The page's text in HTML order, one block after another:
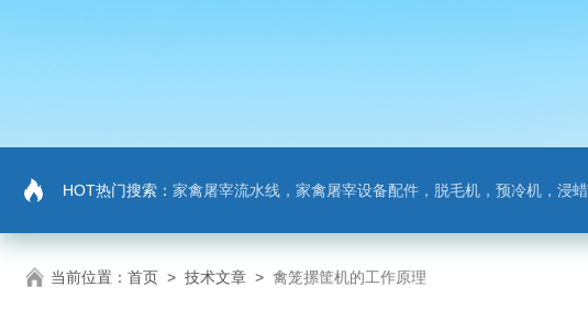
HOT热门搜索： 家禽屠宰流水线，家禽屠宰设备配件，脱毛机，预冷机，浸
当前位置： 首页 > 技术文章 > 禽笼摞筐机的工作原理